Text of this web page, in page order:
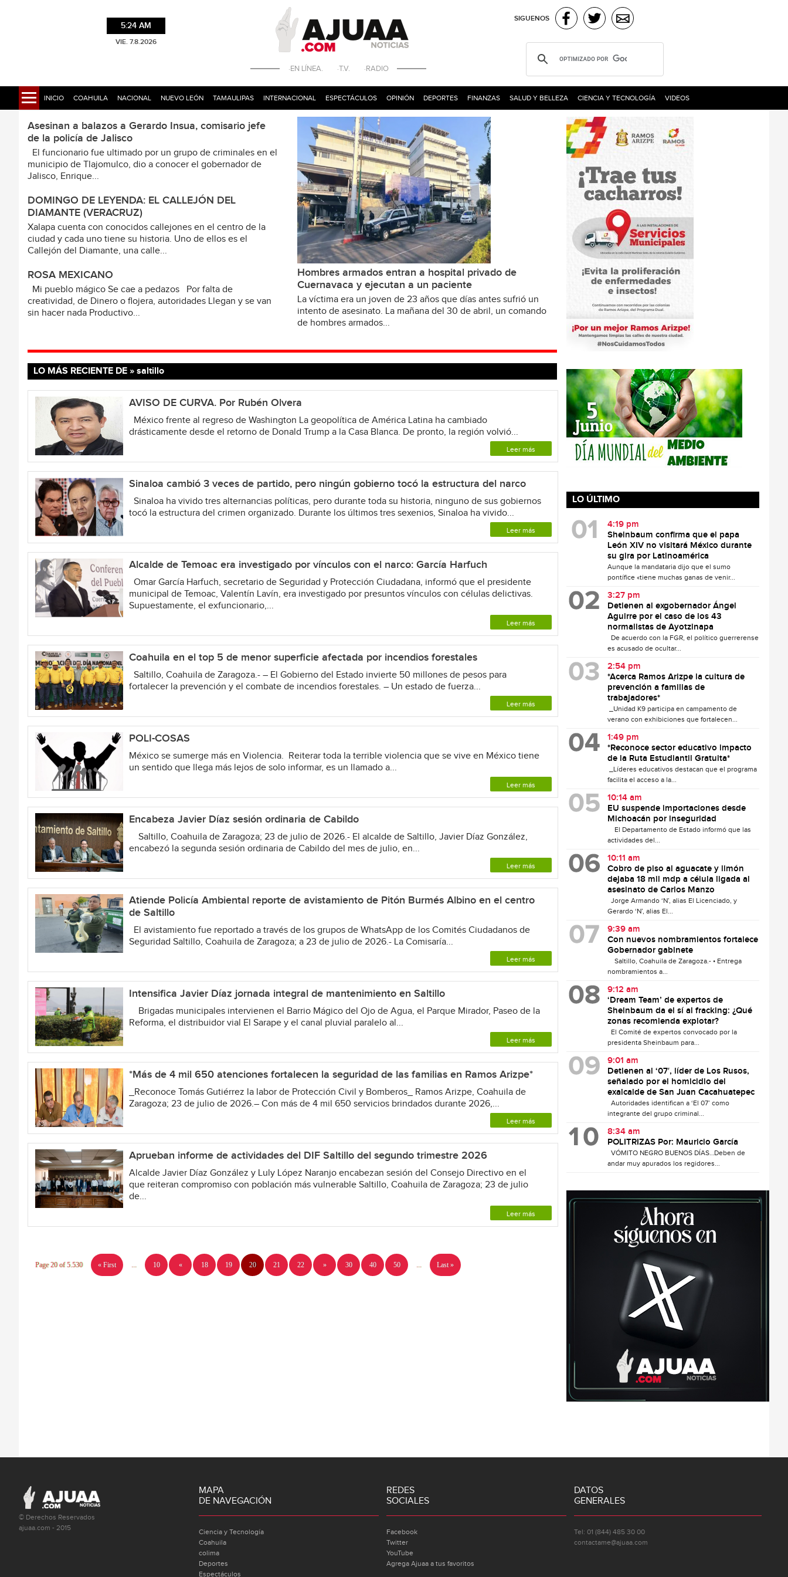
5:24 AM
VIE. 7.8.2026
·EN LÍNEA. ·T.V. ·RADIO
SIGUENOS
INICIO COAHUILA NACIONAL NUEVO LEÓN TAMAULIPAS INTERNACIONAL ESPECTÁCULOS OPINIÓN DEPORTES FINANZAS SALUD Y BELLEZA CIENCIA Y TECNOLOGÍA VIDEOS
Hombres armados entran a hospital privado de
Cuernavaca y ejecutan a un paciente
La víctima era un joven de 23 años que días antes sufrió un
intento de asesinato. La mañana del 30 de abril, un comando
de hombres armados...
Asesinan a balazos a Gerardo Insua, comisario jefe
de la policía de Jalisco
El funcionario fue ultimado por un grupo de criminales en el
municipio de Tlajomulco, dio a conocer el gobernador de
Jalisco, Enrique...
DOMINGO DE LEYENDA: EL CALLEJÓN DEL
DIAMANTE (VERACRUZ)
Xalapa cuenta con conocidos callejones en el centro de la
ciudad y cada uno tiene su historia. Uno de ellos es el
Callejón del Diamante, una calle...
ROSA MEXICANO
Mi pueblo mágico Se cae a pedazos Por falta de
creatividad, de Dinero o flojera, autoridades Llegan y se van
sin hacer nada Productivo...
LO MÁS RECIENTE DE » saltillo
AVISO DE CURVA. Por Rubén Olvera
México frente al regreso de Washington La geopolítica de América Latina ha cambiado
drásticamente desde el retorno de Donald Trump a la Casa Blanca. De pronto, la región volvió...
Leer más
Sinaloa cambió 3 veces de partido, pero ningún gobierno tocó la estructura del narco
Sinaloa ha vivido tres alternancias políticas, pero durante toda su historia, ninguno de sus gobiernos
tocó la estructura del crimen organizado. Durante los últimos tres sexenios, Sinaloa ha vivido...
Leer más
Alcalde de Temoac era investigado por vínculos con el narco: García Harfuch
Omar García Harfuch, secretario de Seguridad y Protección Ciudadana, informó que el presidente
municipal de Temoac, Valentín Lavín, era investigado por presuntos vínculos con células delictivas.
Supuestamente, el exfuncionario,...
Leer más
Coahuila en el top 5 de menor superficie afectada por incendios forestales
Saltillo, Coahuila de Zaragoza.- – El Gobierno del Estado invierte 50 millones de pesos para
fortalecer la prevención y el combate de incendios forestales. – Un estado de fuerza...
Leer más
POLI-COSAS
México se sumerge más en Violencia. Reiterar toda la terrible violencia que se vive en México tiene
un sentido que llega más lejos de solo informar, es un llamado a...
Leer más
Encabeza Javier Díaz sesión ordinaria de Cabildo
Saltillo, Coahuila de Zaragoza; 23 de julio de 2026.- El alcalde de Saltillo, Javier Díaz González,
encabezó la segunda sesión ordinaria de Cabildo del mes de julio, en...
Leer más
Atiende Policía Ambiental reporte de avistamiento de Pitón Burmés Albino en el centro
de Saltillo
El avistamiento fue reportado a través de los grupos de WhatsApp de los Comités Ciudadanos de
Seguridad Saltillo, Coahuila de Zaragoza; a 23 de julio de 2026.- La Comisaría...
Leer más
Intensifica Javier Díaz jornada integral de mantenimiento en Saltillo
Brigadas municipales intervienen el Barrio Mágico del Ojo de Agua, el Parque Mirador, Paseo de la
Reforma, el distribuidor vial El Sarape y el canal pluvial paralelo al...
Leer más
*Más de 4 mil 650 atenciones fortalecen la seguridad de las familias en Ramos Arizpe*
_Reconoce Tomás Gutiérrez la labor de Protección Civil y Bomberos_ Ramos Arizpe, Coahuila de
Zaragoza; 23 de julio de 2026.– Con más de 4 mil 650 servicios brindados durante 2026,...
Leer más
Aprueban informe de actividades del DIF Saltillo del segundo trimestre 2026
Alcalde Javier Díaz González y Luly López Naranjo encabezan sesión del Consejo Directivo en el
que reiteran compromiso con población más vulnerable Saltillo, Coahuila de Zaragoza; 23 de julio
de...
Leer más
Page 20 of 5.530 « First ... 10 « 18 19 20 21 22 » 30 40 50 ... Last »
LO ÚLTIMO
4:19 pm
Sheinbaum confirma que el papa
León XIV no visitará México durante
su gira por Latinoamérica
Aunque la mandataria dijo que el sumo
pontífice «tiene muchas ganas de venir...
3:27 pm
Detienen al exgobernador Ángel
Aguirre por el caso de los 43
normalistas de Ayotzinapa
De acuerdo con la FGR, el político guerrerense
es acusado de ocultar...
2:54 pm
*Acerca Ramos Arizpe la cultura de
prevención a familias de
trabajadores*
_Unidad K9 participa en campamento de
verano con exhibiciones que fortalecen...
1:49 pm
*Reconoce sector educativo impacto
de la Ruta Estudiantil Gratuita*
_Líderes educativos destacan que el programa
facilita el acceso a la...
10:14 am
EU suspende importaciones desde
Michoacán por inseguridad
El Departamento de Estado informó que las
actividades del...
10:11 am
Cobro de piso al aguacate y limón
dejaba 18 mil mdp a célula ligada al
asesinato de Carlos Manzo
Jorge Armando ‘N’, alias El Licenciado, y
Gerardo ‘N’, alias El...
9:39 am
Con nuevos nombramientos fortalece
Gobernador gabinete
Saltillo, Coahuila de Zaragoza.- • Entrega
nombramientos a...
9:12 am
‘Dream Team’ de expertos de
Sheinbaum da el sí al fracking: ¿Qué
zonas recomienda explotar?
El Comité de expertos convocado por la
presidenta Sheinbaum para...
9:01 am
Detienen al ‘07′, líder de Los Rusos,
señalado por el homicidio del
exalcalde de San Juan Cacahuatepec
Autoridades identifican a ‘El 07’ como
integrante del grupo criminal...
8:34 am
POLITRIZAS Por: Mauricio García
VÓMITO NEGRO BUENOS DÍAS…Deben de
andar muy apurados los regidores...
© Derechos Reservados
ajuaa.com - 2015
MAPA
DE NAVEGACIÓN
Ciencia y Tecnología
Coahuila
colima
Deportes
Espectáculos
REDES
SOCIALES
Facebook
Twitter
YouTube
Agrega Ajuaa a tus favoritos
DATOS
GENERALES
Tel: 01 (844) 485 30 00
contactame@ajuaa.com